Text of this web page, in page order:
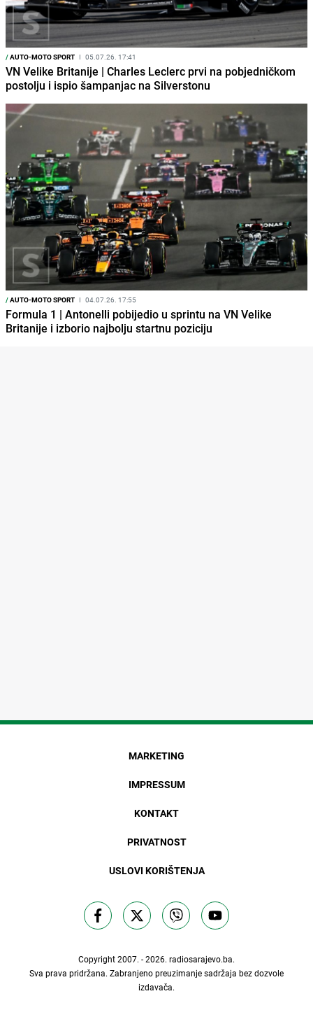
/AUTO-MOTO SPORT I 05.07.26. 17:41
VN Velike Britanije | Charles Leclerc prvi na pobjedničkom
postolju i ispio šampanjac na Silverstonu
/AUTO-MOTO SPORT I 04.07.26. 17:55
Formula 1 | Antonelli pobijedio u sprintu na VN Velike
Britanije i izborio najbolju startnu poziciju
MARKETING
IMPRESSUM
KONTAKT
PRIVATNOST
USLOVI KORIŠTENJA
Copyright 2007. - 2026. radiosarajevo.ba.
Sva prava pridržana. Zabranjeno preuzimanje sadržaja bez dozvole
izdavača.